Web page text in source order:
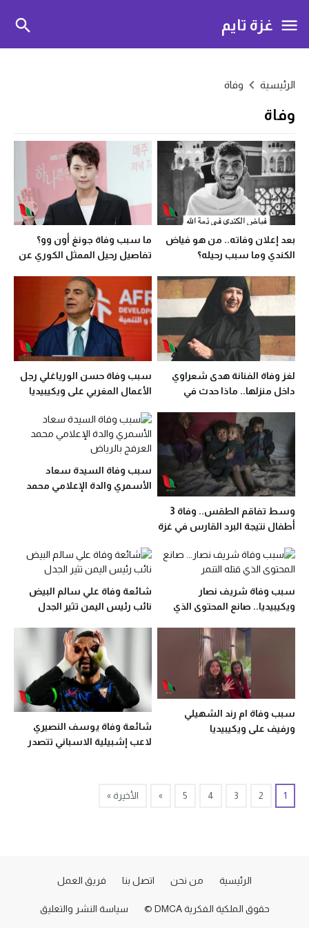
غزة تايم
الرئيسية وفاة
وفاة
بعد إعلان وفاته.. من هو فياض
الكندي وما سبب رحيله؟
ما سبب وفاة جونغ أون وو؟
تفاصيل رحيل الممثل الكوري عن
لغز وفاة الفنانة هدى شعراوي
داخل منزلها.. ماذا حدث في
سبب وفاة حسن الورياغلي رجل
الأعمال المغربي على ويكيبيديا
وسط تفاقم الطقس.. وفاة 3
أطفال نتيجة البرد القارس في غزة
سبب وفاة السيدة سعاد
الأسمري والدة الإعلامي محمد
سبب وفاة شريف نصار
ويكيبيديا.. صانع المحتوى الذي
شائعة وفاة علي سالم البيض
نائب رئيس اليمن تثير الجدل
سبب وفاة ام رند الشهيلي
ورفيف على ويكيبيديا
شائعة وفاة يوسف النصيري
لاعب إشبيلية الاسباني تتصدر
1
2
3
4
5
» الأخيرة »
الرئيسية من نحن اتصل بنا فريق العمل
حقوق الملكية الفكرية DMCA © سياسة النشر والتعليق